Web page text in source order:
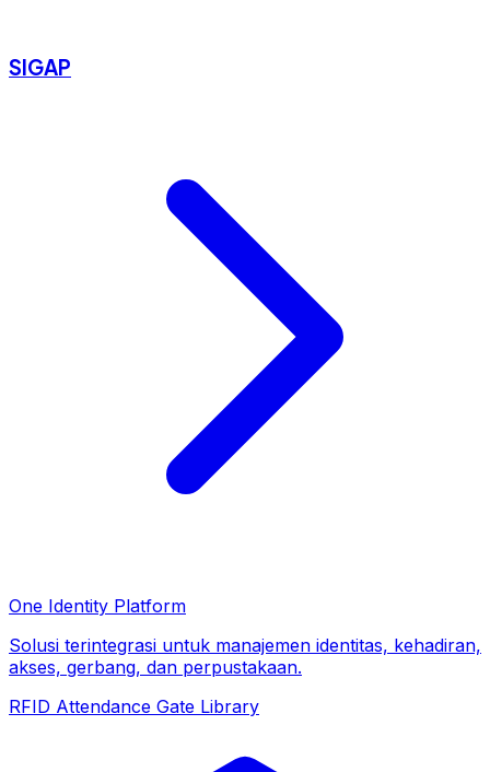
SIGAP
One Identity Platform
Solusi terintegrasi untuk manajemen identitas, kehadiran,
akses, gerbang, dan perpustakaan.
RFID Attendance Gate Library